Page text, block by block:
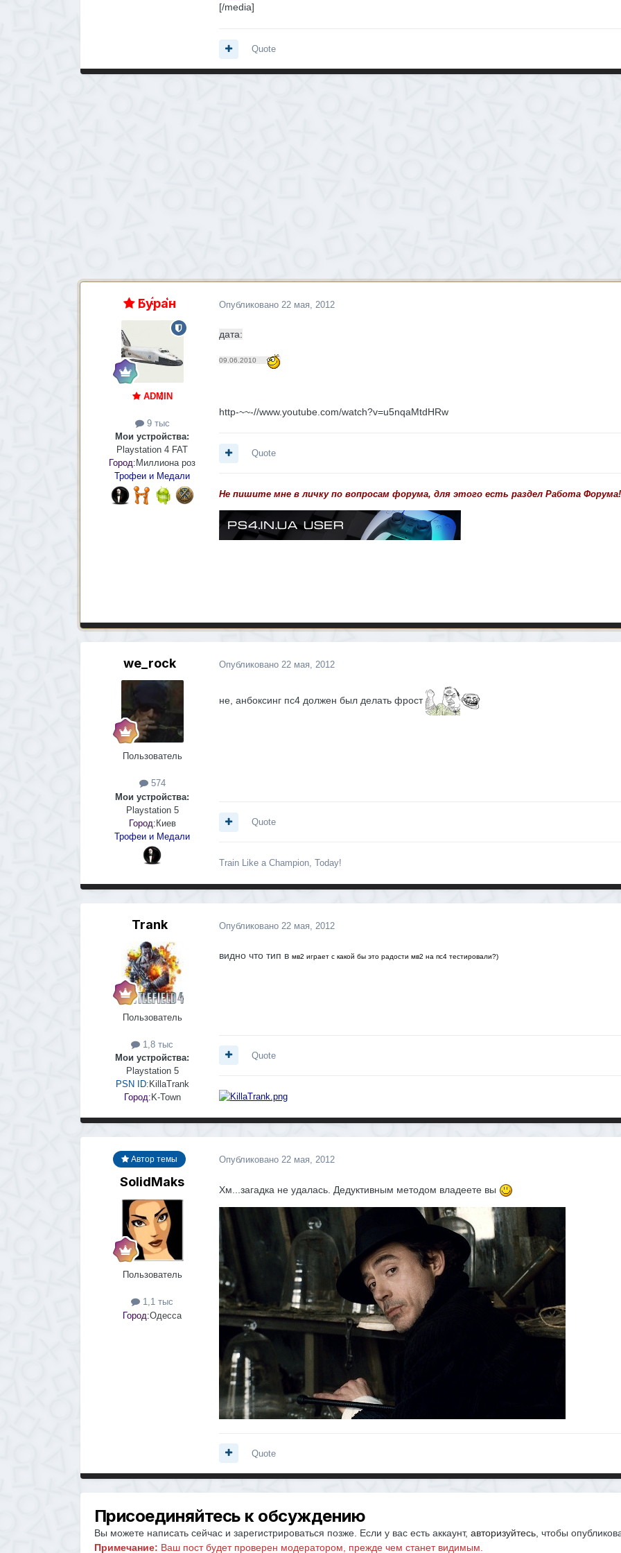
[/media]
Quote
Буран
ADMIN
9 тыс
Мои устройства:
Playstation 4 FAT
Город: Миллиона роз
Трофеи и Медали
Опубликовано 22 мая, 2012
дата:
09.06.2010
http-~~-//www.youtube.com/watch?v=u5nqaMtdHRw
Quote
Не пишите мне в личку по вопросам форума, для этого есть раздел Работа
we_rock
Пользователь
574
Мои устройства:
Playstation 5
Город:Киев
Трофеи и Медали
Опубликовано 22 мая, 2012
не, анбоксинг пс4 должен был делать фрост
Quote
Train Like a Champion, Today!
Trank
Пользователь
1,8 тыс
Мои устройства:
Playstation 5
PSN ID: KillaTrank
Город: K-Town
Опубликовано 22 мая, 2012
видно что тип в мв2 играет с какой бы это радости мв2 на пс4 тестировали?)
Quote
Автор темы
SolidMaks
Пользователь
1,1 тыс
Город:Одесса
Опубликовано 22 мая, 2012
Хм...загадка не удалась. Дедуктивным методом владеете вы
Quote
Присоединяйтесь к обсуждению
Вы можете написать сейчас и зарегистрироваться позже. Если у вас есть аккаунт, авторизуйтесь, чтобы
Примечание: Ваш пост будет проверен модератором, прежде чем станет видимым.